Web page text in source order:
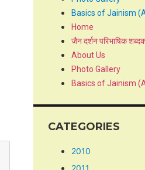
Basics of Jainism
Home
जैन दर्शन परिभाषिक
About Us
Photo Gallery
Basics of Jainism
CATEGORIES
2010
2011